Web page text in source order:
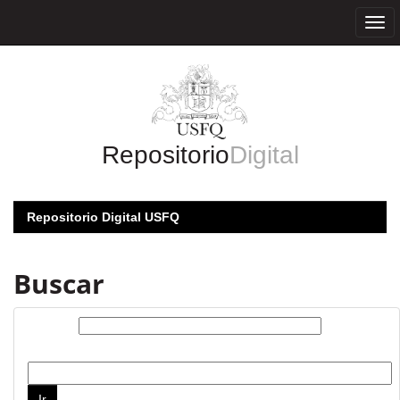
RepositorioDigital
Repositorio Digital USFQ
Buscar